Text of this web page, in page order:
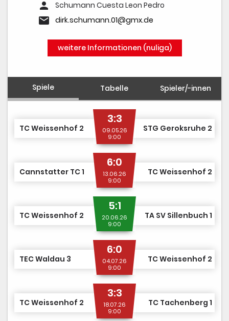
person Schumann Cuesta Leon Pedro
email dirk.schumann.01@gmx.de
weitere Informationen (nuliga)
Spiele Tabelle Spieler/-innen
TC Weissenhof 2
3:3
09.05.26
9:00
STG Geroksruhe 2
Cannstatter TC 1
6:0
13.06.26
9:00
TC Weissenhof 2
TC Weissenhof 2
5:1
20.06.26
9:00
TA SV Sillenbuch 1
TEC Waldau 3
6:0
04.07.26
9:00
TC Weissenhof 2
TC Weissenhof 2
3:3
18.07.26
9:00
TC Tachenberg 1